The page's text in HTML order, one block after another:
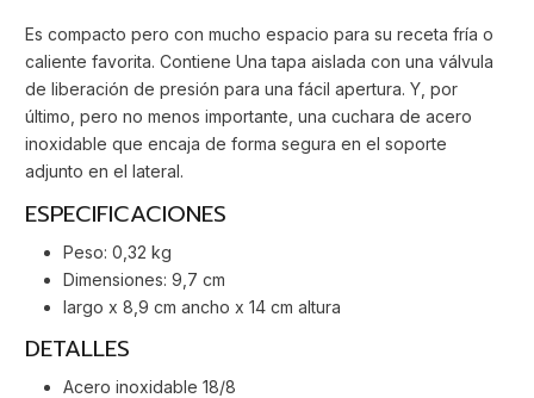
Es compacto pero con mucho espacio para su receta fría o
caliente favorita. Contiene Una tapa aislada con una válvula
de liberación de presión para una fácil apertura. Y, por
último, pero no menos importante, una cuchara de acero
inoxidable que encaja de forma segura en el soporte
adjunto en el lateral.
ESPECIFICACIONES
Peso: 0,32 kg
Dimensiones: 9,7 cm
largo x 8,9 cm ancho x 14 cm altura
DETALLES
Acero inoxidable 18/8